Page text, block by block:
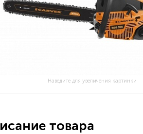
Наведите для увеличения картинки
товара